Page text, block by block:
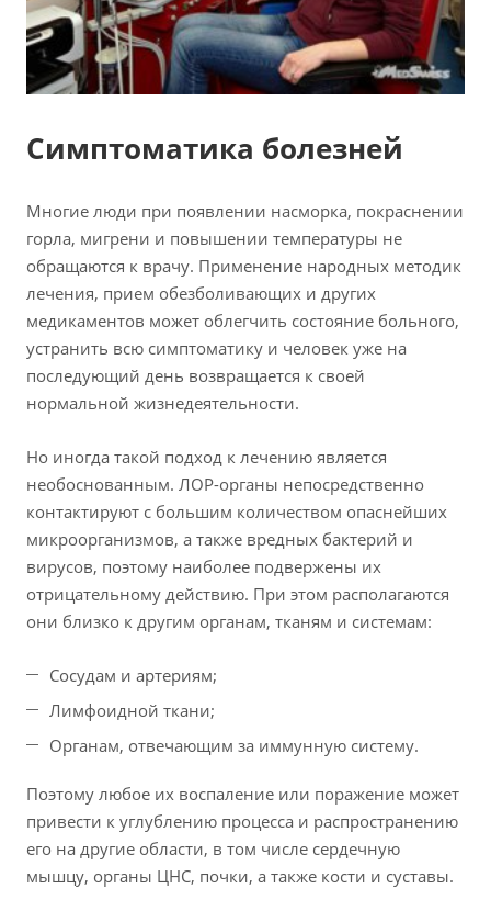
Симптоматика болезней
Многие люди при появлении насморка, покраснении
горла, мигрени и повышении температуры не
обращаются к врачу. Применение народных методик
лечения, прием обезболивающих и других
медикаментов может облегчить состояние больного,
устранить всю симптоматику и человек уже на
последующий день возвращается к своей
нормальной жизнедеятельности.
Но иногда такой подход к лечению является
необоснованным. ЛОР-органы непосредственно
контактируют с большим количеством опаснейших
микроорганизмов, а также вредных бактерий и
вирусов, поэтому наиболее подвержены их
отрицательному действию. При этом располагаются
они близко к другим органам, тканям и системам:
Сосудам и артериям;
Лимфоидной ткани;
Органам, отвечающим за иммунную систему.
Поэтому любое их воспаление или поражение может
привести к углублению процесса и распространению
его на другие области, в том числе сердечную
мышцу, органы ЦНС, почки, а также кости и суставы.